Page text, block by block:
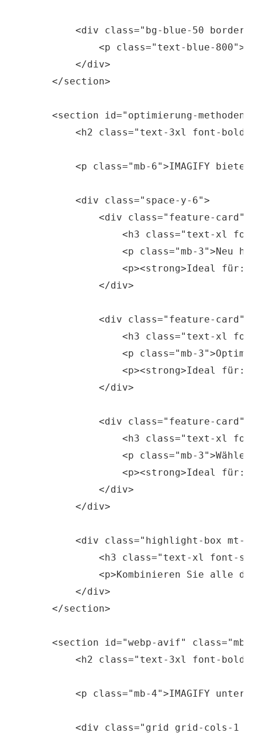
<div class="bg-blue-50 border-
<p class="text-blue-
        </div>
    </section>
<section id="optimierung-methoden"
<h2 class="text-3xl font-bold
<p class="mb-6">IMAGIFY bietet
        <div class="space-y-6">
            <div class="feature-card">
<h3 class="text-xl
<p class="mb-3">Neu
<p><strong>Ideal
            </div>
            <div class="feature-card">
<h3 class="text-xl
<p class="mb-
<p><strong>Ideal
            </div>
            <div class="feature-card">
<h3 class="text-xl
<p class="mb-3">Wählen
<p><strong>Ideal
            </div>
        </div>
        <div class="highlight-box mt-6">
<h3 class="text-xl font-
<p>Kombinieren Sie alle
        </div>
    </section>
<section id="webp-avif" class="mb-
<h2 class="text-3xl font-bold
<p class="mb-4">IMAGIFY
<div class="grid grid-cols-1